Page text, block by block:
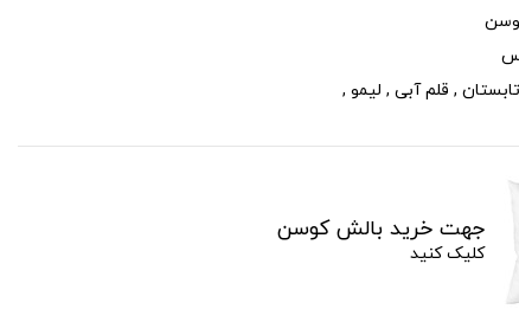
تابستان , قلم آبی , لیمو ,
جهت خرید بالش کوسن
کلیک کنید